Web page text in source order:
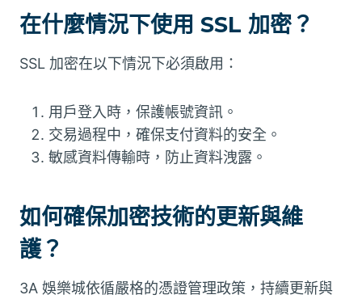
在什麼情況下使用 SSL 加密？
SSL 加密在以下情況下必須啟用：
用戶登入時，保護帳號資訊。
交易過程中，確保支付資料的安全。
敏感資料傳輸時，防止資料洩露。
如何確保加密技術的更新與維
護？
3A 娛樂城依循嚴格的憑證管理政策，持續更新與